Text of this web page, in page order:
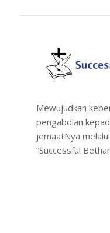
Mewujudkan
pengabdian
jemaatNya
“Successful